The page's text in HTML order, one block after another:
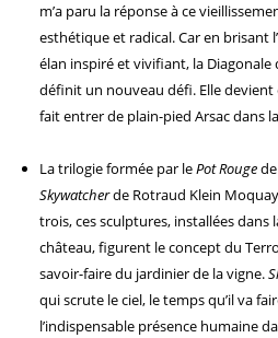
m’a paru la réponse à ce
esthétique et radical.Car en brisant
élan inspiré et vivifiant, la
définit un nouveau défi. Elle devient
fait entrer de plain-pied Arsac dans
La trilogie formée par lePot Rouge
Skywatcherde Rotraud Klein
trois, ces sculptures, installées dans
château, figurent le concept du
savoir-faire du jardinier de la vigne.
qui scrute le ciel, le temps qu’il va
l’indispensable présence humaine